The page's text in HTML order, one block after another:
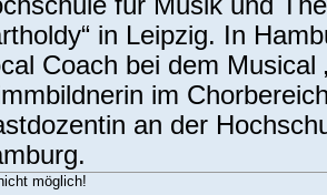
in Leipzig. In
Coach bei dem Musical
im
an der
möglich!